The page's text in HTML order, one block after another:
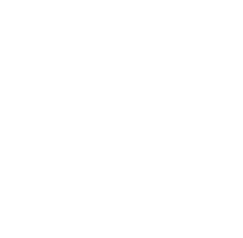
<timeout>] [/i <IPaddress>] [/4